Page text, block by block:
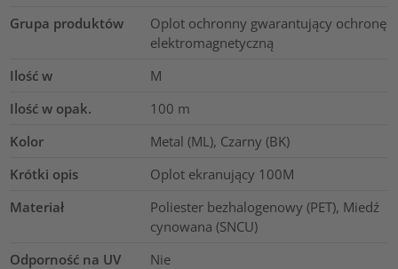
Grupa produktów
Oplot ochronny gwarantujący ochronę
elektromagnetyczną
Ilość w
M
Ilość w opak.
100 m
Kolor
Metal (ML), Czarny (BK)
Krótki opis
Oplot ekranujący 100M
Materiał
Poliester bezhalogenowy (PET), Miedź
cynowana (SNCU)
Odporność na UV
Nie